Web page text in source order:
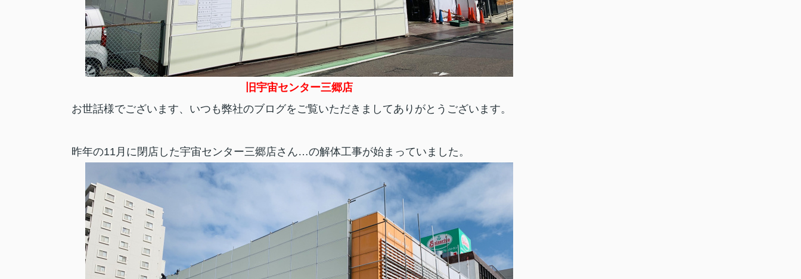
旧宇宙センター三郷店
お世話様でございます、いつも弊社のブログをご覧いただきましてありがとうございます。
昨年の11月に閉店した宇宙センター三郷店さん…の解体工事が始まっていました。